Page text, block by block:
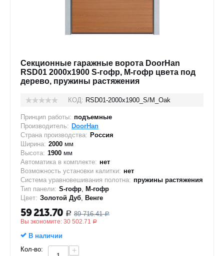
Секционные гаражные ворота DoorHan
RSD01 2000x1900 S-гофр, M-гофр цвета под
дерево, пружины растяжения
КОД: RSD01-2000х1900_S/M_Oak
Принцип работы: подъемные
Производитель: DoorHan
Страна производства: Россия
Ширина: 2000 мм
Высота: 1900 мм
Автоматика в комплекте: нет
Возможность установки калитки: нет
Система уравновешивания полотна: пружины растяжения
Тип панели: S-гофр, M-гофр
Цвет: Золотой Дуб, Венге
59 213.70 Р 89 716.41 Р
Вы экономите: 30 502.71 Р
В наличии
Кол-во:
+